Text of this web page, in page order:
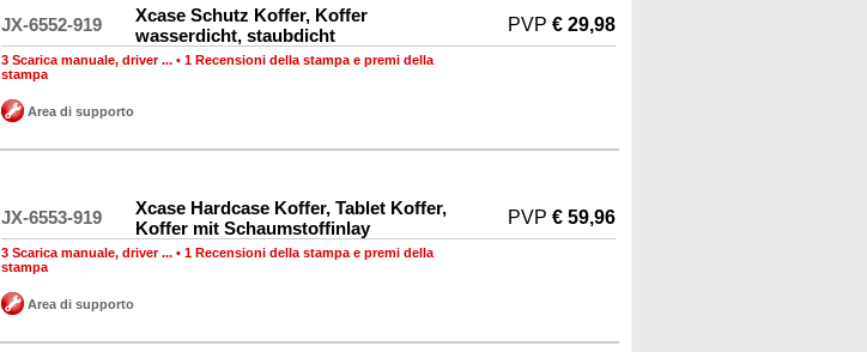
JX-6552-919
Xcase Schutz Koffer, Koffer
wasserdicht, staubdicht
PVP € 29,98
3 Scarica manuale, driver ... • 1 Recensioni della stampa e premi della
stampa
Area di supporto
JX-6553-919
Xcase Hardcase Koffer, Tablet Koffer,
Koffer mit Schaumstoffinlay
PVP € 59,96
3 Scarica manuale, driver ... • 1 Recensioni della stampa e premi della
stampa
Area di supporto